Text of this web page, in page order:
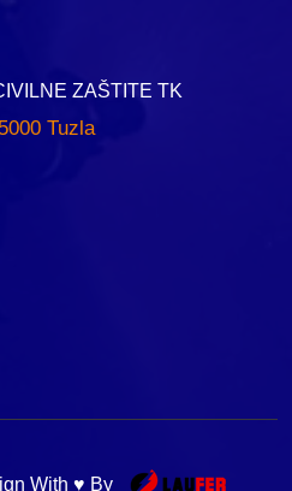
ZAŠTITE TK
Tuzla
With ♥ By